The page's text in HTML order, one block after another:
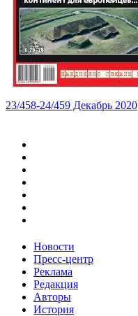
23/458-24/459 Декабрь 2020
Новости
Пресс-центр
Реклама
Редакция
Авторы
История